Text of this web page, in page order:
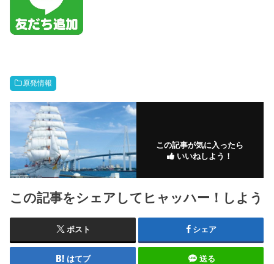
原発情報
この記事が気に入ったら
いいねしよう！
この記事をシェアしてヒャッハー！しよう
ポスト シェア
はてブ 送る